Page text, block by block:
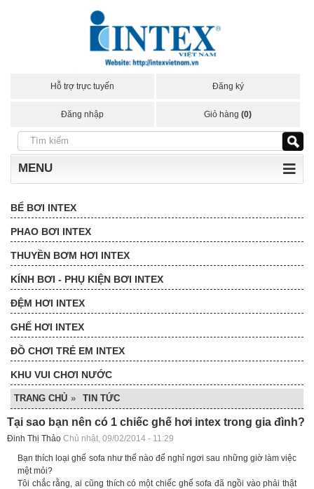
Hỗ trợ trực tuyến Đăng ký
Đăng nhập Giỏ hàng(0)
MENU
BỂ BƠI INTEX
PHAO BƠI INTEX
THUYỀN BƠM HƠI INTEX
KÍNH BƠI - PHỤ KIỆN BƠI INTEX
ĐỆM HƠI INTEX
GHẾ HƠI INTEX
ĐỒ CHƠI TRẺ EM INTEX
KHU VUI CHƠI NƯỚC
TRANG CHỦ » TIN TỨC
Tại sao bạn nên có 1 chiếc ghế hơi intex trong gia đình?
Đinh Thị Thảo Chủ nhật, 09/02/2014 - 11:29
Bạn thích loại ghế sofa như thế nào để nghỉ ngơi sau những giờ làm việc
mệt mỏi?
Tôi chắc rằng, ai cũng thích có một chiếc ghế sofa đã ngồi vào phải thật